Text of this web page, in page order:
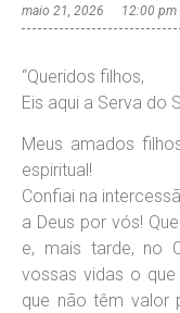
maio 21, 2026 12:00 pm
“Queridos filhos,
Eis aqui a Serva do
Meus amados
espiritual!
Confiai na
a Deus por vós!
e, mais tarde, no
vossas vidas o que
que não têm valor